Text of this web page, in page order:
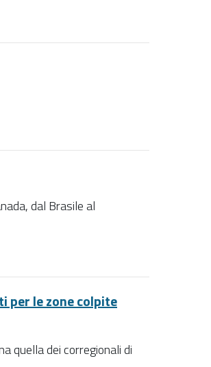
dal Brasile al
per le zone colpite
quella dei corregionali di